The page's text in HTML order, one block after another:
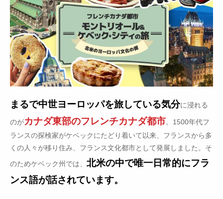
まるで中世ヨーロッパを旅している気分に浸れる
のがカナダ東部のフレンチカナダ都市。1500年代フ
ランスの探検家がケベックにたどり着いて以来、フランスから多
くの人々が移り住み、フランス文化都市として発展しました。そ
のためケベック州では、 北米の中で唯一日常的にフラ
ンス語が話されています。